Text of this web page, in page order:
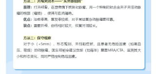
教师资格证体检预约
联系我们